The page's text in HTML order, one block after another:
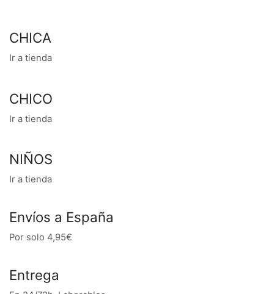
CHICA
Ir a tienda
CHICO
Ir a tienda
NIÑOS
Ir a tienda
Envíos a España
Por solo 4,95€
Entrega